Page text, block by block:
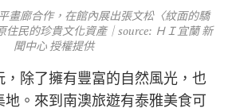
畫廊合作，在館內展出張文松〈紋面的驕
住民的珍貴文化資產｜source: ＨＩ宜蘭 新
聞中心 授權提供
除了擁有豐富的自然風光，也
。來到南澳旅遊有泰雅美食可